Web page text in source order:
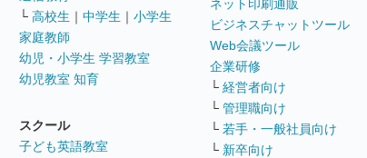
└ 高校生 ｜ 中学生 ｜ 小学生
家庭教師
幼児・小学生 学習教室
幼児教室 知育
スクール
子ども英語教室
ネット印刷通販
ビジネスチャットツール
Web会議ツール
企業研修
└ 経営者向け
└ 管理職向け
└ 若手・一般社員向け
└ 新卒向け